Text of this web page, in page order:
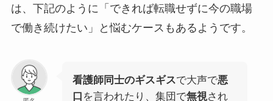
は、下記のように「できれば転職せずに今の職場
で働き続けたい」と悩むケースもあるようです。
看護師同士のギスギスで大声で悪
口 を言われたり、集団で無視され